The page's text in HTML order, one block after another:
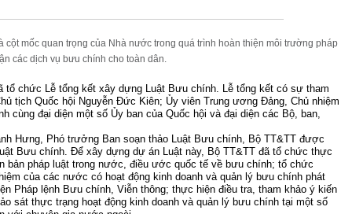
cột mốc quan trọng của Nhà nước trong quá trình hoàn thiện môi trường pháp
các dịch vụ bưu chính cho toàn dân.
tổ chức Lễ tổng kết xây dựng Luật Bưu chính. Lễ tổng kết có sự tham
tịch Quốc hội Nguyễn Đức Kiên; Ủy viên Trung ương Đảng, Chủ nhiệm
cùng đại diện một số Ủy ban của Quốc hội và đại diện các Bộ, ban,
Hưng, Phó trưởng Ban soạn thảo Luật Bưu chính, Bộ TT&TT được
Bưu chính. Để xây dựng dự án Luật này, Bộ TT&TT đã tổ chức thực
bản pháp luật trong nước, điều ước quốc tế về bưu chính; tổ chức
của các nước có hoạt động kinh doanh và quản lý bưu chính phát
Pháp lệnh Bưu chính, Viễn thông; thực hiện điều tra, tham khảo ý kiến
sát thực trạng hoạt động kinh doanh và quản lý bưu chính tại một số